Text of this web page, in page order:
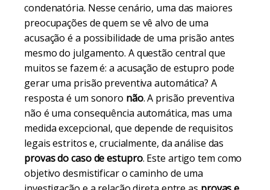
condenatória. Nesse cenário, uma das maiores
preocupações de quem se vê alvo de uma
acusação é a possibilidade de uma prisão antes
mesmo do julgamento. A questão central que
muitos se fazem é: a acusação de estupro pode
gerar uma prisão preventiva automática? A
resposta é um sonoro não. A prisão preventiva
não é uma consequência automática, mas uma
medida excepcional, que depende de requisitos
legais estritos e, crucialmente, da análise das
provas do caso de estupro. Este artigo tem como
objetivo desmistificar o caminho de uma